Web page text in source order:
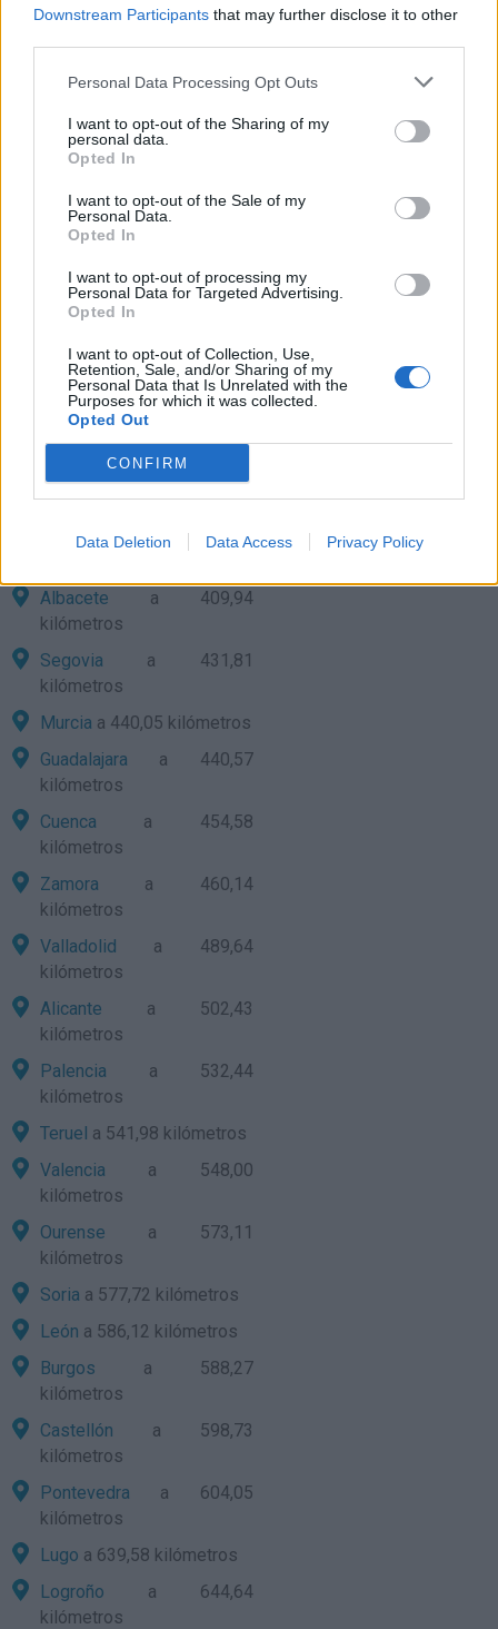
Downstream Participants that may further disclose it to other
Personal Data Processing Opt Outs
I want to opt-out of the Sharing of my
personal data.
Opted In
I want to opt-out of the Sale of my
Personal Data.
Opted In
I want to opt-out of processing my
Personal Data for Targeted Advertising.
Opted In
I want to opt-out of Collection, Use,
Retention, Sale, and/or Sharing of my
Personal Data that Is Unrelated with the
Purposes for which it was collected.
Opted Out
CONFIRM
Data Deletion Data Access Privacy Policy
Badajoza 185,00
Jaéna 205,77 kilómetros
Granada
a 218,19
kilómetros
kilómetros
Ciudad Real
Almeríaa 324,93
kilómetros
Toledoa 329,72 kilómetros
Melillaa 363,53 kilómetros
a 395,63
kilómetros
Salamancaa 401,55
Albacete a 409,94
kilómetros
Segovia a 431,81
kilómetros
Murcia a 440,05 kilómetros
Guadalajara a 440,57
kilómetros
Cuenca a 454,58
kilómetros
Zamora a 460,14
kilómetros
Valladolid a 489,64
kilómetros
Alicante a 502,43
kilómetros
Palencia a 532,44
kilómetros
Teruel a 541,98 kilómetros
Valencia a 548,00
kilómetros
Ourense a 573,11
kilómetros
Soria a 577,72 kilómetros
León a 586,12 kilómetros
Burgos a 588,27
kilómetros
Castellón a 598,73
kilómetros
Pontevedra a 604,05
kilómetros
Lugo a 639,58 kilómetros
Logroño a 644,64
kilómetros